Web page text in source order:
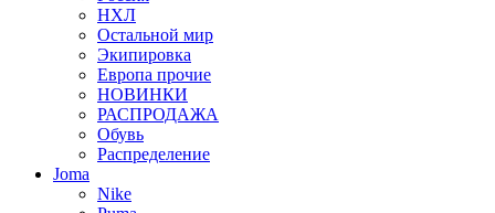
НХЛ
Остальной мир
Экипировка
Европа прочие
НОВИНКИ
РАСПРОДАЖА
Обувь
Распределение
Joma
Nike